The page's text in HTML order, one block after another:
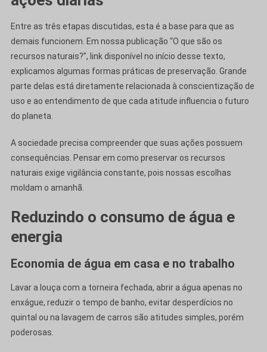
Entre as três etapas discutidas, esta é a base para que as
demais funcionem. Em nossa publicação “O que são os
recursos naturais?”, link disponível no início desse texto,
explicamos algumas formas práticas de preservação. Grande
parte delas está diretamente relacionada à conscientização de
uso e ao entendimento de que cada atitude influencia o futuro
do planeta.
A sociedade precisa compreender que suas ações possuem
consequências. Pensar em como preservar os recursos
naturais exige vigilância constante, pois nossas escolhas
moldam o amanhã.
Reduzindo o consumo de água e
energia
Economia de água em casa e no trabalho
Lavar a louça com a torneira fechada, abrir a água apenas no
enxágue, reduzir o tempo de banho, evitar desperdícios no
quintal ou na lavagem de carros são atitudes simples, porém
poderosas.